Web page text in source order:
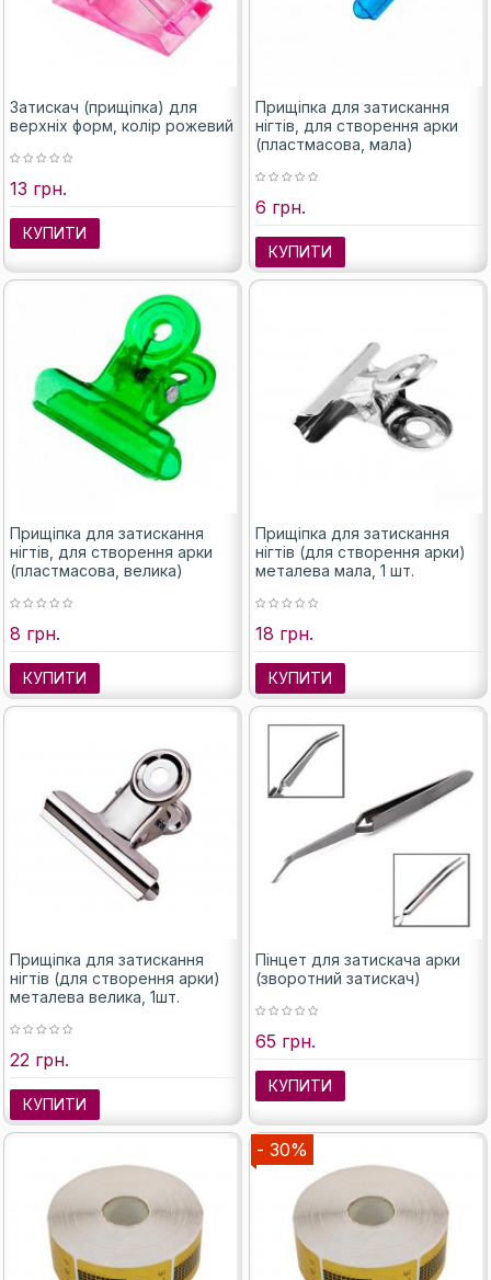
Затискач (прищіпка) для
верхніх форм, колір рожевий
13 грн.
КУПИТИ
Прищіпка для затискання
нігтів, для створення арки
(пластмасова, мала)
6 грн.
КУПИТИ
Прищіпка для затискання
нігтів, для створення арки
(пластмасова, велика)
8 грн.
КУПИТИ
Прищіпка для затискання
нігтів (для створення арки)
металева мала, 1 шт.
18 грн.
КУПИТИ
Прищіпка для затискання
нігтів (для створення арки)
металева велика, 1шт.
22 грн.
КУПИТИ
Пінцет для затискача арки
(зворотний затискач)
65 грн.
КУПИТИ
- 30%